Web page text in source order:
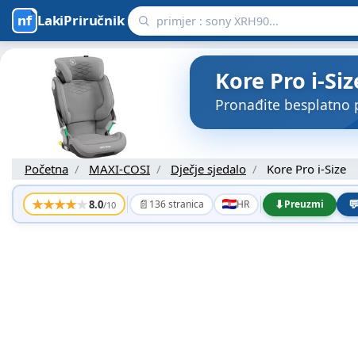
LakiPriručnik
Kore Pro i-
Pronađite besplatno
Početna MAXI-COSI Dječje sjedalo Kore Pro i-Size
★★★★★8.0/10 📄 136 stranica HR ⬇Preuzmi 💬